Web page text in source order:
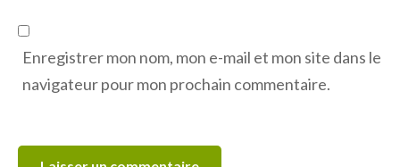
Enregistrer mon nom, mon e-mail et mon site dans le
navigateur pour mon prochain commentaire.